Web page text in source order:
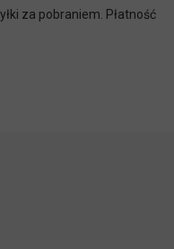
za pobraniem. Płatność